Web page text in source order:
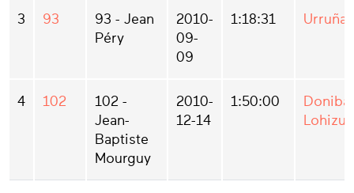
3 93
93 - Jean
Péry
2010-
09-
09
1:18:31 Urruña
4 102
102 -
Jean-
Baptiste
Mourguy
2010-
12-14
1:50:00